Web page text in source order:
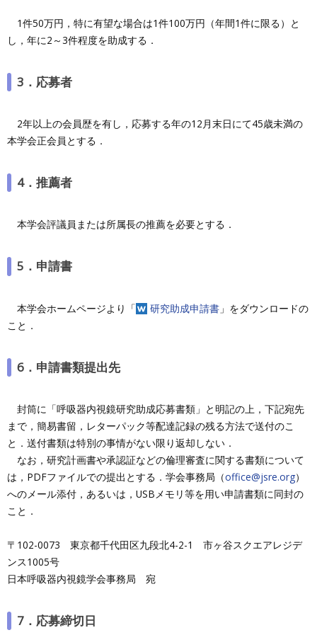
1件50万円，特に有望な場合は1件100万円（年間1件に限る）と
し，年に2～3件程度を助成する．
3．応募者
2年以上の会員歴を有し，応募する年の12月末日にて45歳未満の
本学会正会員とする．
4．推薦者
本学会評議員または所属長の推薦を必要とする．
5．申請書
本学会ホームページより「 研究助成申請書 」をダウンロードの
こと．
6．申請書類提出先
封筒に「呼吸器内視鏡研究助成応募書類」と明記の上，下記宛先
まで，簡易書留，レターパック等配達記録の残る方法で送付のこ
と．送付書類は特別の事情がない限り返却しない．
なお，研究計画書や承認証などの倫理審査に関する書類について
は，PDFファイルでの提出とする．学会事務局（office@jsre.org）
へのメール添付，あるいは，USBメモリ等を用い申請書類に同封の
こと．
〒102-0073 東京都千代田区九段北4-2-1 市ヶ谷スクエアレジデ
ンス1005号
日本呼吸器内視鏡学会事務局 宛
7．応募締切日